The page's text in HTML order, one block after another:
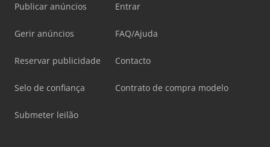
Publicar anúncios
Gerir anúncios
Reservar publicidade
Selo de confiança
Submeter leilão
Entrar
FAQ/Ajuda
Contacto
Contrato de compra modelo